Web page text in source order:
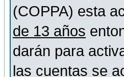
(COPPA) esta
de 13 años
darán para
las cuentas se